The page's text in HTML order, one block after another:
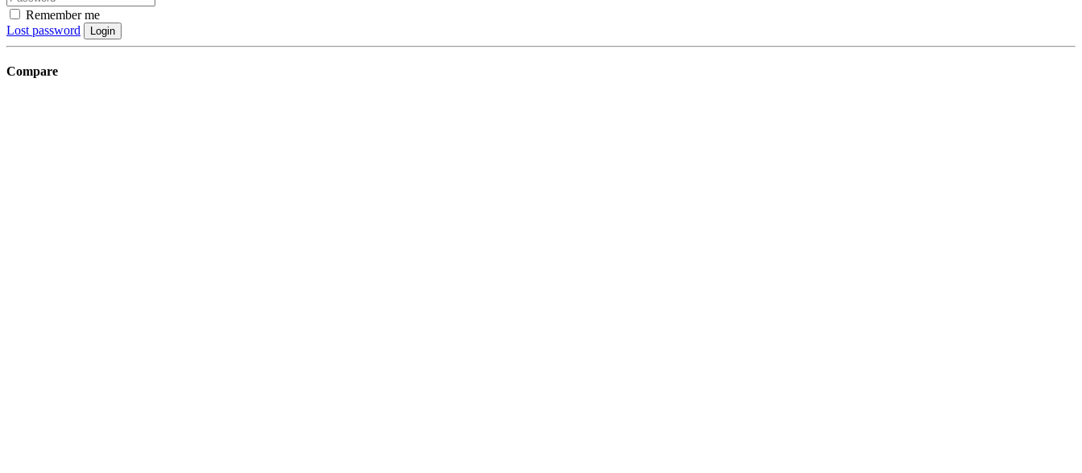
Remember me
Lost password
Login
Compare